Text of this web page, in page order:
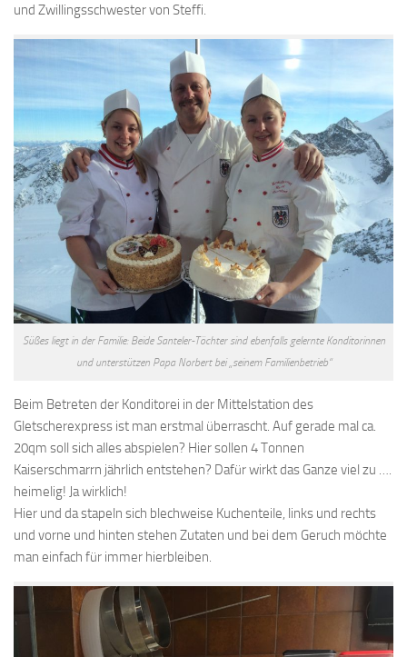
und Zwillingsschwester von Steffi.
Süßes liegt in der Familie: Beide Santeler-Töchter sind ebenfalls gelernte Konditorinnen
und unterstützen Papa Norbert bei „seinem Familienbetrieb“
Beim Betreten der Konditorei in der Mittelstation des
Gletscherexpress ist man erstmal überrascht. Auf gerade mal ca.
20qm soll sich alles abspielen? Hier sollen 4 Tonnen
Kaiserschmarrn jährlich entstehen? Dafür wirkt das Ganze viel zu ….
heimelig! Ja wirklich!
Hier und da stapeln sich blechweise Kuchenteile, links und rechts
und vorne und hinten stehen Zutaten und bei dem Geruch möchte
man einfach für immer hierbleiben.